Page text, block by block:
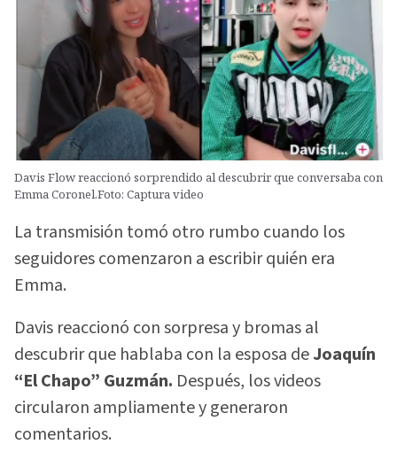
Davis Flow reaccionó sorprendido al descubrir que conversaba con
Emma Coronel.Foto: Captura video
La transmisión tomó otro rumbo cuando los
seguidores comenzaron a escribir quién era
Emma.
Davis reaccionó con sorpresa y bromas al
descubrir que hablaba con la esposa deJoaquín
“El Chapo” Guzmán. Después, los videos
circularon ampliamente y generaron
comentarios.